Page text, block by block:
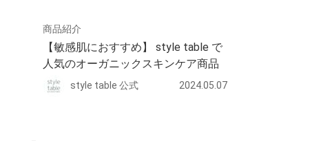
商品紹介
【敏感肌におすすめ】 style table で
人気のオーガニックスキンケア商品
style table 公式 2024.05.07